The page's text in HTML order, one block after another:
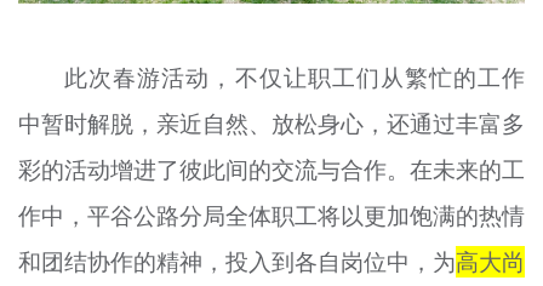
此次春游活动，不仅让职工们从繁忙的工作
中暂时解脱，亲近自然、放松身心，还通过丰富多
彩的活动增进了彼此间的交流与合作。在未来的工
作中，平谷公路分局全体职工将以更加饱满的热情
和团结协作的精神，投入到各自岗位中，为高大尚